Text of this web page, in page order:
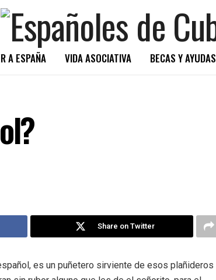
A ESPAÑA VIDA ASOCIATIVA BECAS Y AYUDAS
Share on Twitter
es un puñetero sirviente de esos plañideros